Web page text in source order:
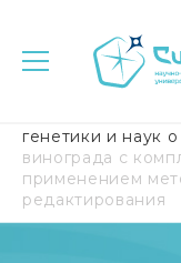
генетики и наук
винограда с
применением
редактирования